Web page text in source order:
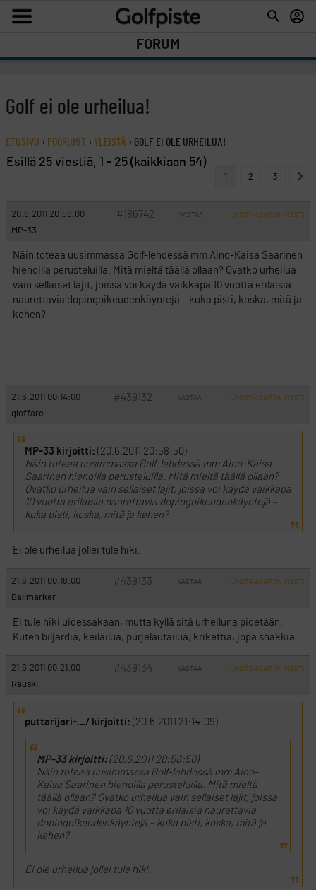
FORUM
Golf ei ole urheilua!
ETUSIVU › FOORUMIT › YLEISTÄ › GOLF EI OLE URHEILUA!
Esillä 25 viestiä, 1 - 25 (kaikkiaan 54)
1 2 3
20.6.2011 20:58:00 #186742 VASTAA ILMOITA ASIATON VIESTI
MP-33
Näin toteaa uusimmassa Golf-lehdessä mm Aino-Kaisa Saarinen
hienoilla perusteluilla. Mitä mieltä täällä ollaan? Ovatko urheilua
vain sellaiset lajit, joissa voi käydä vaikkapa 10 vuotta erilaisia
naurettavia dopingoikeudenkäyntejä – kuka pisti, koska, mitä ja
kehen?
21.6.2011 00:14:00 #439132 VASTAA ILMOITA ASIATON VIESTI
gloffare
MP-33 kirjoitti: (20.6.2011 20:58:50)
Näin toteaa uusimmassa Golf-lehdessä mm Aino-Kaisa
Saarinen hienoilla perusteluilla. Mitä mieltä täällä ollaan?
Ovatko urheilua vain sellaiset lajit, joissa voi käydä vaikkapa
10 vuotta erilaisia naurettavia dopingoikeudenkäyntejä –
kuka pisti, koska, mitä ja kehen?
Ei ole urheilua jollei tule hiki.
21.6.2011 00:18:00 #439133 VASTAA ILMOITA ASIATON VIESTI
Ballmarker
Ei tule hiki uidessakaan, mutta kyllä sitä urheiluna pidetään.
Kuten biljardia, keilailua, purjelautailua, krikettiä, jopa shakkia…
21.6.2011 00:21:00 #439134 VASTAA ILMOITA ASIATON VIESTI
Rauski
puttarijari-._/ kirjoitti: (20.6.2011 21:14:09)
MP-33 kirjoitti:(20.6.2011 20:58:50)
Näin toteaa uusimmassa Golf-lehdessä mm Aino-
Kaisa Saarinen hienoilla perusteluilla. Mitä mieltä
täällä ollaan? Ovatko urheilua vain sellaiset lajit, joissa
voi käydä vaikkapa 10 vuotta erilaisia naurettavia
dopingoikeudenkäyntejä – kuka pisti, koska, mitä ja
kehen?
Ei ole urheilua jollei tule hiki.